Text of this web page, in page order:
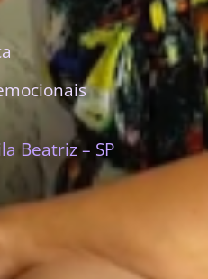
Beatriz – SP